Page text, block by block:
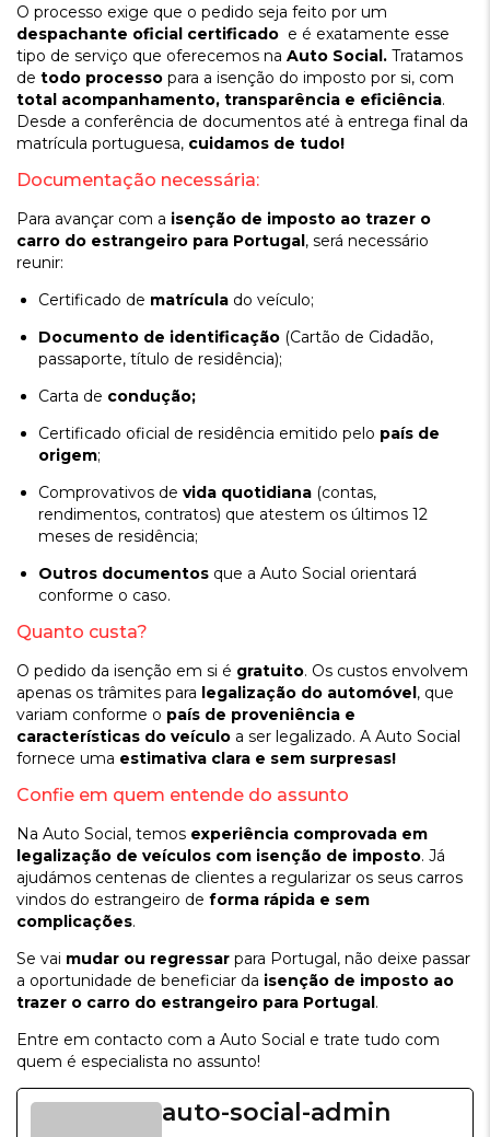
O processo exige que o pedido seja feito por um
despachante oficial certificado e é exatamente esse
tipo de serviço que oferecemos na Auto Social. Tratamos
de todo processo para a isenção do imposto por si, com
total acompanhamento, transparência e eficiência.
Desde a conferência de documentos até à entrega final da
matrícula portuguesa, cuidamos de tudo!
Documentação necessária:
Para avançar com a isenção de imposto ao trazer o
carro do estrangeiro para Portugal, será necessário
reunir:
Certificado de matrícula do veículo;
Documento de identificação (Cartão de Cidadão,
passaporte, título de residência);
Carta de condução;
Certificado oficial de residência emitido pelo país de
origem;
Comprovativos de vida quotidiana (contas,
rendimentos, contratos) que atestem os últimos 12
meses de residência;
Outros documentos que a Auto Social orientará
conforme o caso.
Quanto custa?
O pedido da isenção em si é gratuito. Os custos envolvem
apenas os trâmites para legalização do automóvel, que
variam conforme o país de proveniência e
características do veículo a ser legalizado. A Auto Social
fornece uma estimativa clara e sem surpresas!
Confie em quem entende do assunto
Na Auto Social, temos experiência comprovada em
legalização de veículos com isenção de imposto. Já
ajudámos centenas de clientes a regularizar os seus carros
vindos do estrangeiro de forma rápida e sem
complicações.
Se vai mudar ou regressar para Portugal, não deixe passar
a oportunidade de beneficiar da isenção de imposto ao
trazer o carro do estrangeiro para Portugal.
Entre em contacto com a Auto Social e trate tudo com
quem é especialista no assunto!
auto-social-admin